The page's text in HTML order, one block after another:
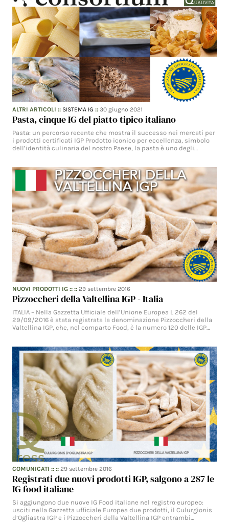
ALTRI ARTICOLI :: SISTEMA IG ::30 giugno 2021
Pasta, cinque IG del piatto tipico italiano
Pasta: un percorso recente che mostra il successo nei mercati per
i prodotti certificati IGP Prodotto iconico per eccellenza, simbolo
dell’identità culinaria del nostro Paese, la pasta è uno degli…
NUOVI PRODOTTI IG :: ::29 settembre 2016
Pizzoccheri della Valtellina IGP - Italia
ITALIA – Nella Gazzetta Ufficiale dell’Unione Europea L 262 del
29/09/2016 è stata registrata la denominazione Pizzoccheri della
Valtellina IGP, che, nel comparto Food, è la numero 120 delle IGP…
COMUNICATI :: ::29 settembre 2016
Registrati due nuovi prodotti IGP, salgono a 287 le
IG food italiane
Si aggiungono due nuove IG Food italiane nel registro europeo:
usciti nella Gazzetta ufficiale Europea due prodotti, il Culurgionis
d’Ogliastra IGP e i Pizzoccheri della Valtellina IGP entrambi…